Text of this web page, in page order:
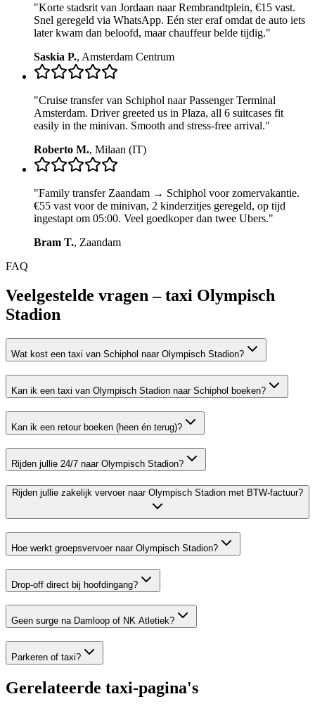
"Korte stadsrit van Jordaan naar Rembrandtplein, €15 vast.
Snel geregeld via WhatsApp. Eén ster eraf omdat de auto iets
later kwam dan beloofd, maar chauffeur belde tijdig."
Saskia P., Amsterdam Centrum
"Cruise transfer van Schiphol naar Passenger Terminal
Amsterdam. Driver greeted us in Plaza, all 6 suitcases fit
easily in the minivan. Smooth and stress-free arrival."
Roberto M., Milaan (IT)
"Family transfer Zaandam → Schiphol voor zomervakantie.
€55 vast voor de minivan, 2 kinderzitjes geregeld, op tijd
ingestapt om 05:00. Veel goedkoper dan twee Ubers."
Bram T., Zaandam
FAQ
Veelgestelde vragen – taxi Olympisch
Stadion
Wat kost een taxi van Schiphol naar Olympisch Stadion?
Kan ik een taxi van Olympisch Stadion naar Schiphol boeken?
Kan ik een retour boeken (heen én terug)?
Rijden jullie 24/7 naar Olympisch Stadion?
Rijden jullie zakelijk vervoer naar Olympisch Stadion met BTW-factuur?
Hoe werkt groepsvervoer naar Olympisch Stadion?
Drop-off direct bij hoofdingang?
Geen surge na Damloop of NK Atletiek?
Parkeren of taxi?
Gerelateerde taxi-pagina's